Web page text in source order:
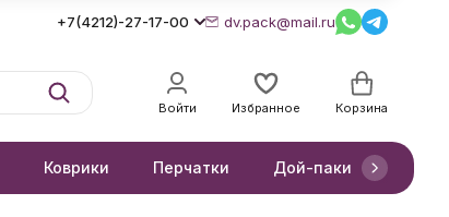
+7(4212)-27-17-00 dv.pack@mail.ru
Войти Избранное Корзина
Коврики Перчатки Дой-паки